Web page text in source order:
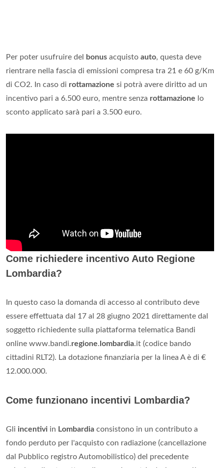
Per poter usufruire del bonus acquisto auto, questa deve
rientrare nella fascia di emissioni compresa tra 21 e 60 g/Km
di CO2. In caso di rottamazione si potrà avere diritto ad un
incentivo pari a 6.500 euro, mentre senza rottamazione lo
sconto applicato sarà pari a 3.500 euro.
Come richiedere incentivo Auto Regione
Lombardia?
In questo caso la domanda di accesso al contributo deve
essere effettuata dal 17 al 28 giugno 2021 direttamente dal
soggetto richiedente sulla piattaforma telematica Bandi
online www.bandi.regione. lombardia.it (codice bando
cittadini RLT2). La dotazione finanziaria per la linea A è di €
12.000.000.
Come funzionano incentivi Lombardia?
Gli incentivi in Lombardia consistono in un contributo a
fondo perduto per l'acquisto con radiazione (cancellazione
dal Pubblico registro Automobilistico) del precedente